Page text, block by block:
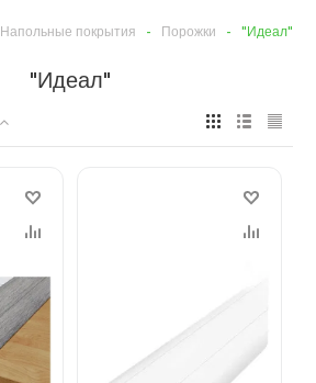
Напольные покрытия - Порожки - "Идеал"
"Идеал"